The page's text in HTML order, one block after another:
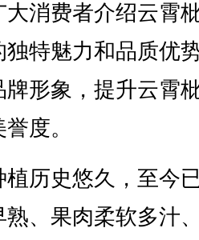
消费者介绍云霄
特魅力和品质优
牌形象，提升云霄
度。
历史悠久，至今
、果肉柔软多汁